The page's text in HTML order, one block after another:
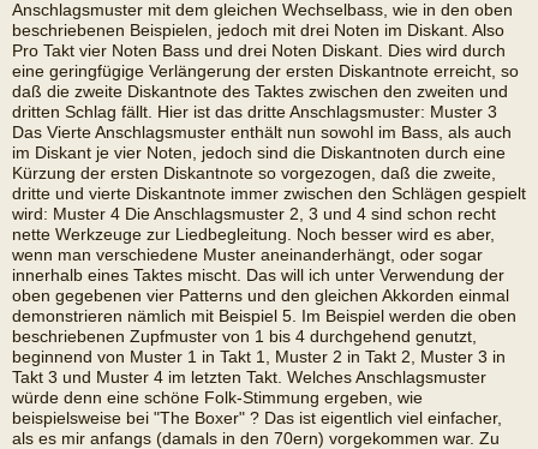
Anschlagsmuster mit dem gleichen Wechselbass, wie in den oben
beschriebenen Beispielen, jedoch mit drei Noten im Diskant. Also 
Pro Takt vier Noten Bass und drei Noten Diskant. Dies wird durch
eine geringfügige Verlängerung der ersten Diskantnote erreicht, so
daß die zweite Diskantnote des Taktes zwischen den zweiten und
dritten Schlag fällt. Hier ist das dritte Anschlagsmuster: Muster 3
Das Vierte Anschlagsmuster enthält nun sowohl im Bass, als auch
im Diskant je vier Noten, jedoch sind die Diskantnoten durch eine
Kürzung der ersten Diskantnote so vorgezogen, daß die zweite,
dritte und vierte Diskantnote immer zwischen den Schlägen gespielt
wird: Muster 4 Die Anschlagsmuster 2, 3 und 4 sind schon recht
nette Werkzeuge zur Liedbegleitung. Noch besser wird es aber,
wenn man verschiedene Muster aneinanderhängt, oder sogar
innerhalb eines Taktes mischt. Das will ich unter Verwendung der
oben gegebenen vier Patterns und den gleichen Akkorden einmal
demonstrieren nämlich mit Beispiel 5. Im Beispiel werden die oben
beschriebenen Zupfmuster von 1 bis 4 durchgehend genutzt,
beginnend von Muster 1 in Takt 1, Muster 2 in Takt 2, Muster 3 in
Takt 3 und Muster 4 im letzten Takt. Welches Anschlagsmuster
würde denn eine schöne Folk-Stimmung ergeben, wie
beispielsweise bei "The Boxer" ? Das ist eigentlich viel einfacher,
als es mir anfangs (damals in den 70ern) vorgekommen war. Zu